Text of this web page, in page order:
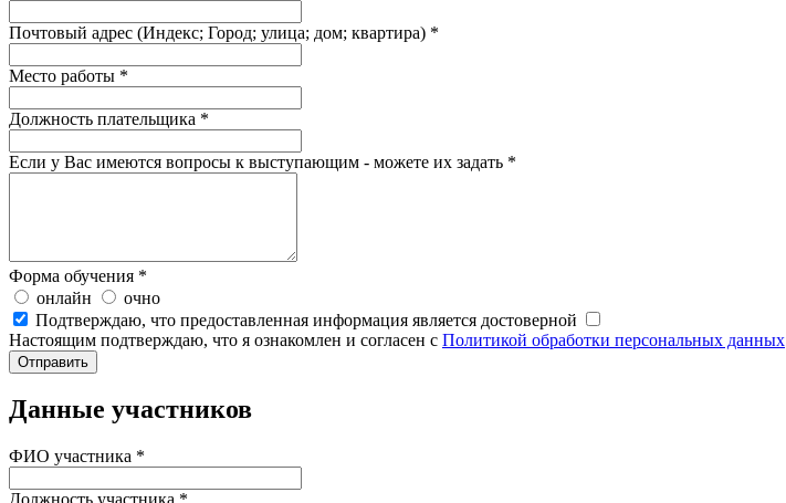
Почтовый адрес (Индекс; Город; улица; дом; квартира) *
Место работы *
Должность плательщика *
Если у Вас имеются вопросы к выступающим - можете их задать *
Форма обучения *
онлайн
очно
Подтверждаю, что предоставленная информация является достоверной
Настоящим подтверждаю, что я ознакомлен и согласен с Политикой обработки персональных данных
Данные участников
ФИО участника *